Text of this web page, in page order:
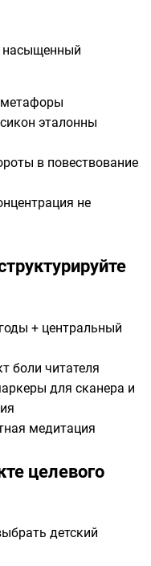
насыщенный
метафоры
эталонны
в повествование
не
+ центральный
боли читателя
для сканера и
медитация
целевого
детский